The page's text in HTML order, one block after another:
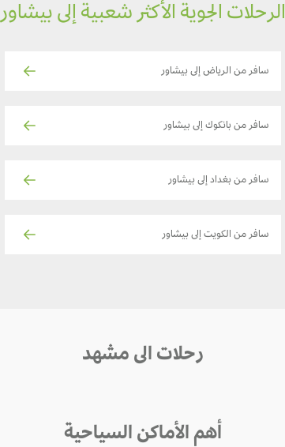
الرحلات الجوية الأكثر شعبية إلى بيشاور
سافر من الرياض إلى بيشاور
سافر من بانكوك إلى بيشاور
سافر من بغداد إلى بيشاور
سافر من الكويت إلى بيشاور
رحلات الى مشهد
أهم الأماكن السياحية